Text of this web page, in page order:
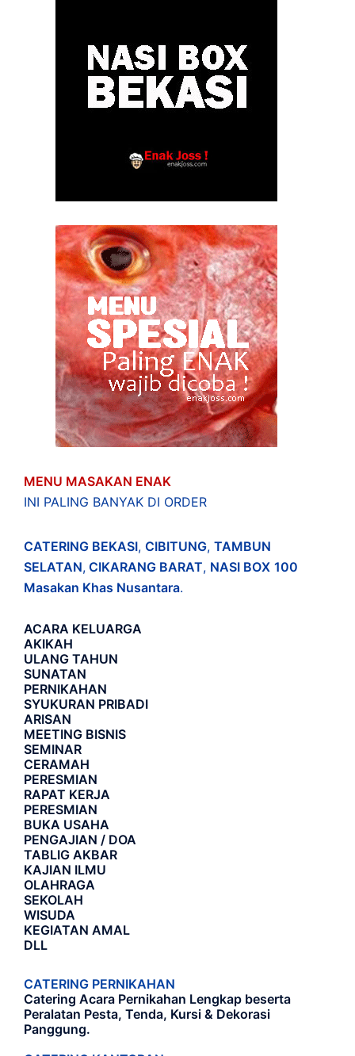
MENU MASAKAN ENAK
INI PALING BANYAK DI ORDER
CATERING BEKASI, CIBITUNG, TAMBUN
SELATAN, CIKARANG BARAT, NASI BOX 100
Masakan Khas Nusantara.
ACARA KELUARGA
AKIKAH
ULANG TAHUN
SUNATAN
PERNIKAHAN
SYUKURAN PRIBADI
ARISAN
MEETING BISNIS
SEMINAR
CERAMAH
PERESMIAN
RAPAT KERJA
PERESMIAN
BUKA USAHA
PENGAJIAN / DOA
TABLIG AKBAR
KAJIAN ILMU
OLAHRAGA
SEKOLAH
WISUDA
KEGIATAN AMAL
DLL
CATERING PERNIKAHAN
Catering Acara Pernikahan Lengkap beserta
Peralatan Pesta, Tenda, Kursi & Dekorasi
Panggung.